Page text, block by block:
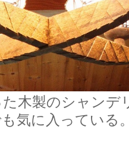
木製のシャンデ
気に入っている